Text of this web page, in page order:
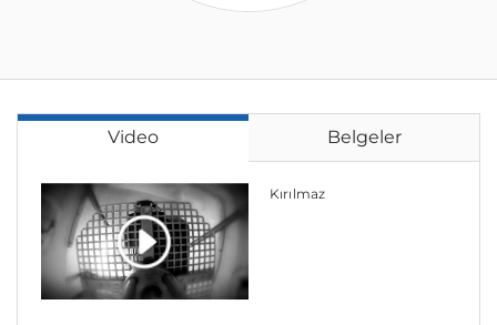
Video Belgeler
Kırılmaz